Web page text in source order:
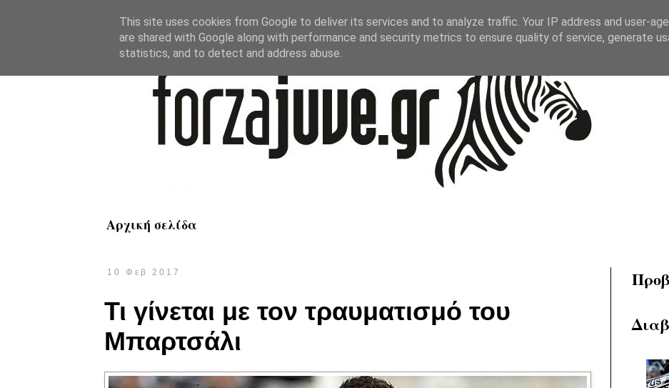
Αρχική σελίδα
10 Φεβ 2017
Τι γίνεται με τον τραυματισμό του
Μπαρτσάλι
This site uses cookies from Google to deliver its services and to analyze traffic. Your IP address and user-
are shared with Google along with performance and security metrics to ensure quality of service, generate
statistics, and to detect and address abuse.